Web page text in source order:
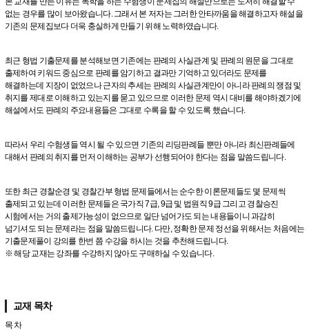
없는 경우를 많이 보아왔습니다. 그래서 본 저자는 그러한 안타까움을 해결하고자 해설을
기존의 문제집보다 더욱 충실하게 만들기 위해 노력하였습니다.
최근 형법 기출문제를 분석해보면 기존에는 판례의 사실관계 및 판례의 원문을 그대로
출제하여 키워드 중심으로 판례를 암기하고 결과만 기억하고 있더라도 문제를
해결하는데 지장이 없었으나 근자의 추세는 판례의 사실관계만이 아니라 판례의 쟁점 및
취지를 제대로 이해하고 있는지를 묻고 있으므로 이러한 문제 역시 대비를 해야하겠기에
해설에서도 판례의 주요내용들은 그대로 수록을 할 수 있도록 했습니다.
따라서 우리 수험생들 역시 될 수 있으면 기존의 리딩판례들 뿐만 아니라 최신판례들에
대해서 판례의 취지를 먼저 이해하는 공부가 선행되어야 한다는 점을 말씀드립니다.
또한 최근 경찰순경 및 경찰간부 형법 문제들에서는 순수한 이론문제들도 몇 문제씩
출제되고 있는데 이러한 문제들은 국가직 7급, 9급 및 법원직 9급 그리고 경찰승진
시험에서는 거의 출제가능성이 없으므로 일단 넘어가도 되는 내용들이니 과감히
넘기셔도 되는 문제라는 점을 말씀드립니다. 다만, 정확한 문제 정선을 위해서는 처음에는
기출문제풀이 강의를 한번 쯤 수강을 하시는 것을 추천해드립니다.
※ 해당 교재는 강좌를 수강하지 않아도 구매하실 수 있습니다.
교재 목차
목 차